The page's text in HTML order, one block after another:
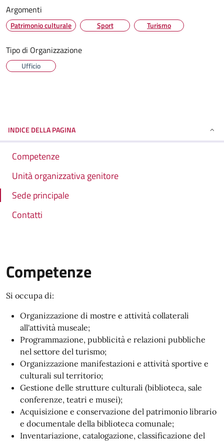
Argomenti
Patrimonio culturale Sport Turismo
Tipo di Organizzazione
Ufficio
INDICE DELLA PAGINA
Competenze
Unità organizzativa genitore
Sede principale
Contatti
Competenze
Si occupa di:
Organizzazione di mostre e attività collaterali
all'attività museale;
Programmazione, pubblicità e relazioni pubbliche
nel settore del turismo;
Organizzazione manifestazioni e attività sportive e
culturali sul territorio;
Gestione delle strutture culturali (biblioteca, sale
conferenze, teatri e musei);
Acquisizione e conservazione del patrimonio librario
e documentale della biblioteca comunale;
Inventariazione, catalogazione, classificazione del